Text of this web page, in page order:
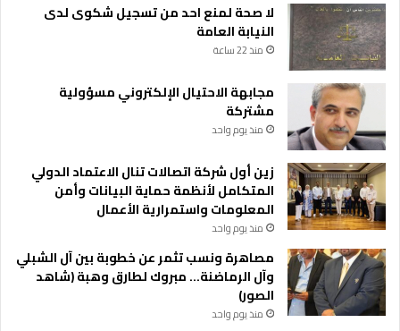
لا صحة لمنع احد من تسجيل شكوى لدى
النيابة العامة
منذ 22 ساعة
مجابهة الاحتيال الإلكتروني مسؤولية
مشتركة
منذ يوم واحد
زين أول شركة اتصالات تنال الاعتماد الدولي
المتكامل لأنظمة حماية البيانات وأمن
المعلومات واستمرارية الأعمال
منذ يوم واحد
مصاهرة ونسب تثمر عن خطوبة بين آل الشبلي
وآل الرماضنة… مبروك لطارق وهبة (شاهد
الصور)
منذ يوم واحد